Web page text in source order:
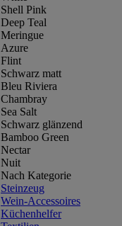
Shell Pink
Deep Teal
Meringue
Azure
Flint
Schwarz matt
Bleu Riviera
Chambray
Sea Salt
Schwarz glänzend
Bamboo Green
Nectar
Nuit
Nach Kategorie
Steinzeug
Wein-Accessoires
Küchenhelfer